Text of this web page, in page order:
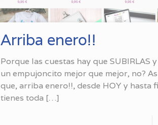
Arriba enero!!
Porque las cuestas hay que SUBIRLAS
un empujoncito mejor que mejor, no?
que, arriba enero!!, desde HOY y hasta
tienes toda […]